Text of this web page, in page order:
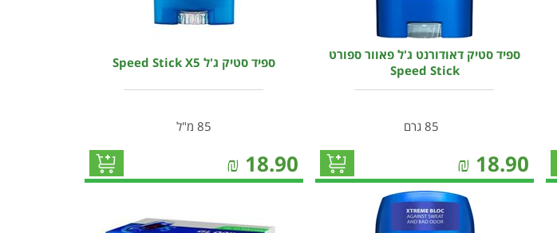
ספיד סטיק דאודורנט ג'ל פאוור ספורט
Speed Stick
18.90
₪
ספיד סטיק ג'ל Speed Stick X5
85 מ"ל
18.90
₪